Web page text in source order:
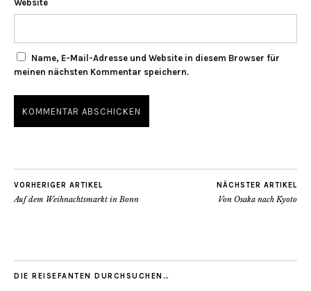
Website
Name, E-Mail-Adresse und Website in diesem Browser für
meinen nächsten Kommentar speichern.
VORHERIGER ARTIKEL
Auf dem Weihnachtsmarkt in Bonn
NÄCHSTER ARTIKEL
Von Osaka nach Kyoto
DIE REISEFANTEN DURCHSUCHEN…